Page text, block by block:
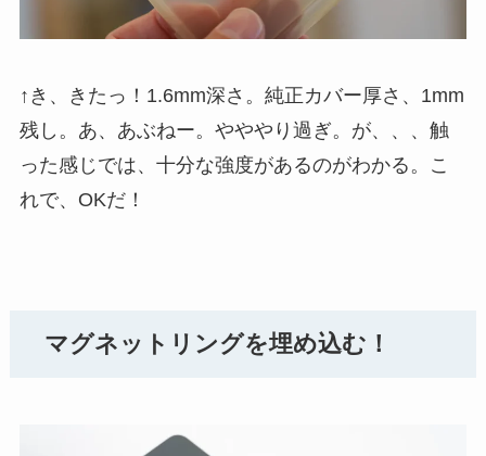
↑き、きたっ！1.6mm深さ。純正カバー厚さ、1mm
残し。あ、あぶねー。やややり過ぎ。が、、、触
った感じでは、十分な強度があるのがわかる。こ
れで、OKだ！
マグネットリングを埋め込む！